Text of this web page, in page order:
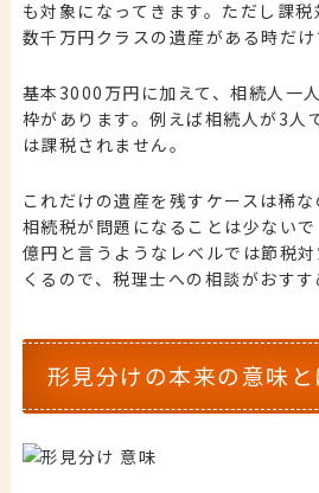
も対象になってきます。ただし課
数千万円クラスの遺産がある時だけ
基本3000万円に加えて、相続人一
枠があります。例えば相続人が3人
は課税されません。
これだけの遺産を残すケースは稀
相続税が問題になることは少ない
億円と言うようなレベルでは節税
くるので、税理士への相談がおすす
形見分けの本来の意味と